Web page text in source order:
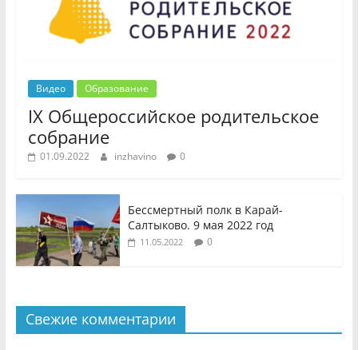
Видео Образование
IX Общероссийское родительское
собрание
01.09.2022 inzhavino 0
Бессмертный полк в Карай-
Салтыково. 9 мая 2022 год
11.05.2022 0
Свежие комментарии